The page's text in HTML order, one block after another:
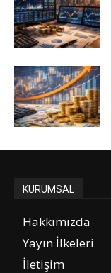
KURUMSAL
Hakkımızda
Yayın İlkeleri
İletişim